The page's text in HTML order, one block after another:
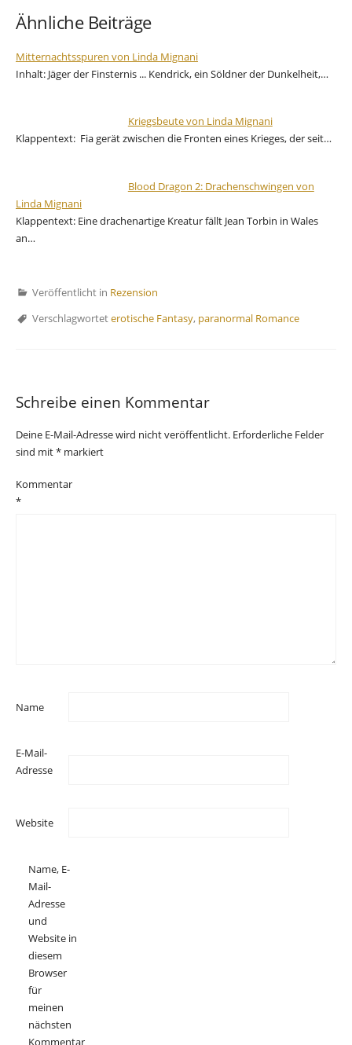
Ähnliche Beiträge
Mitternachtsspuren von Linda Mignani
Inhalt: Jäger der Finsternis ... Kendrick, ein Söldner der Dunkelheit,…
Kriegsbeute von Linda Mignani
Klappentext: Fia gerät zwischen die Fronten eines Krieges, der seit…
Blood Dragon 2: Drachenschwingen von
Linda Mignani
Klappentext: Eine drachenartige Kreatur fällt Jean Torbin in Wales
an…
Veröffentlicht in Rezension
Verschlagworteterotische Fantasy, paranormal Romance
Schreibe einen Kommentar
Deine E-Mail-Adresse wird nicht veröffentlicht. Erforderliche Felder
sind mit* markiert
Kommentar
*
Name
E-Mail-
Adresse
Website
Name, E-
Mail-
Adresse
und
Website in
diesem
Browser
für
meinen
nächsten
Kommentar